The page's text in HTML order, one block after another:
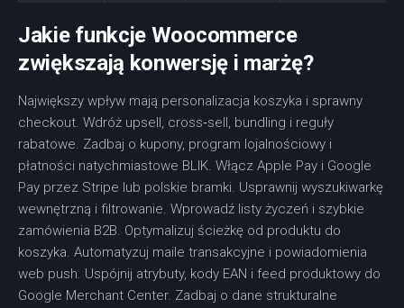
Jakie funkcje Woocommerce
zwiększają konwersję i marżę?
Największy wpływ mają personalizacja koszyka i sprawny
checkout. Wdróż upsell, cross‑sell, bundling i reguły
rabatowe. Zadbaj o kupony, program lojalnościowy i
płatności natychmiastowe BLIK. Włącz Apple Pay i Google
Pay przez Stripe lub polskie bramki. Usprawnij wyszukiwarkę
wewnętrzną i filtrowanie. Wprowadź listy życzeń i szybkie
zamówienia B2B. Optymalizuj ścieżkę od produktu do
koszyka. Automatyzuj maile transakcyjne i powiadomienia
web push. Uspójnij atrybuty, kody EAN i feed produktowy do
Google Merchant Center. Zadbaj o dane strukturalne